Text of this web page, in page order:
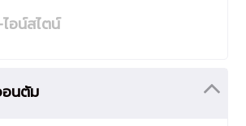
อน์สไตน์
นตัม